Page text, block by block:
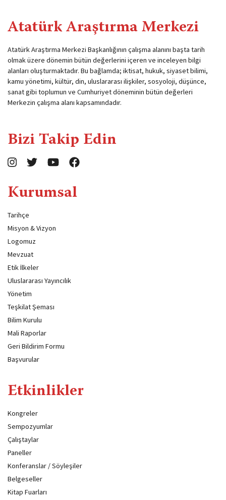
Atatürk Araştırma Merkezi
Atatürk Araştırma Merkezi Başkanlığının çalışma alanını başta tarih
olmak üzere dönemin bütün değerlerini içeren ve inceleyen bilgi
alanları oluşturmaktadır. Bu bağlamda; iktisat, hukuk, siyaset bilimi,
kamu yönetimi, kültür, din, uluslararası ilişkiler, sosyoloji, düşünce,
sanat gibi toplumun ve Cumhuriyet döneminin bütün değerleri
Merkezin çalışma alanı kapsamındadır.
Bizi Takip Edin
Kurumsal
Tarihçe
Misyon & Vizyon
Logomuz
Mevzuat
Etik İlkeler
Uluslararası Yayıncılık
Yönetim
Teşkilat Şeması
Bilim Kurulu
Mali Raporlar
Geri Bildirim Formu
Başvurular
Etkinlikler
Kongreler
Sempozyumlar
Çalıştaylar
Paneller
Konferanslar / Söyleşiler
Belgeseller
Kitap Fuarları